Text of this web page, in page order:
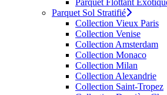
Parquet Flottant
Parquet Sol Stratifié
Collection Vieux Paris
Collection Venise
Collection Amsterdam
Collection Monaco
Collection Milan
Collection Alexandrie
Collection Saint-Tropez